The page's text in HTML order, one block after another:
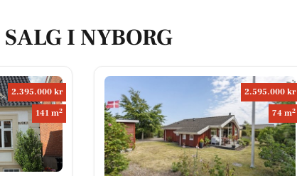
I NYBORG
2.395.000 kr
141 m2
2.595.000 kr
74 m2